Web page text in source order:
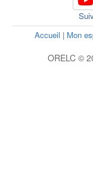
Accueil | Mon
ORELC ©